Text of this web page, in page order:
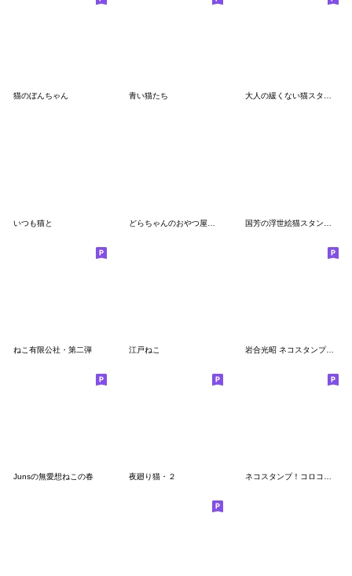
猫のぼんちゃん 青い猫たち 大人の緩くない猫スタンプー集団編
いつも猫と
ねこ有限公社・第二弾 江戸ねこ 岩合光昭 ネコスタンプ『ねこの京都』
Junsの無愛想ねこの春 夜廻り猫・２ ネコスタンプ！コロコロ毛玉日記クーちゃん